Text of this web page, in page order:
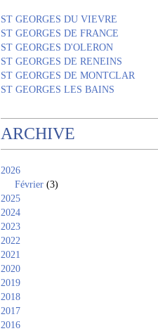
ST GEORGES DU VIEVRE
ST GEORGES DE FRANCE
ST GEORGES D'OLERON
ST GEORGES DE RENEINS
ST GEORGES DE MONTCLAR
ST GEORGES LES BAINS
ARCHIVE
2026
Février (3)
2025
2024
2023
2022
2021
2020
2019
2018
2017
2016